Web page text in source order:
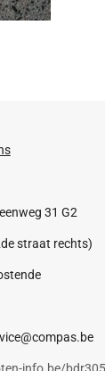
31 G2
straat rechts)